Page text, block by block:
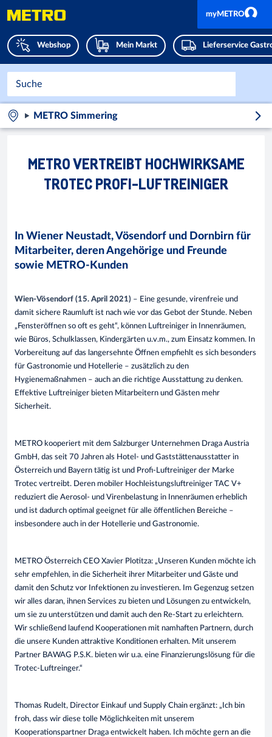
Webshop Mein Markt Lieferservice
myMETRO
METRO Simmering
METRO VERTREIBT HOCHWIRKSAME
TROTEC PROFI-LUFTREINIGER
In Wiener Neustadt, Vösendorf und Dornbirn für
Mitarbeiter, deren Angehörige und Freunde
sowie METRO-Kunden
Wien-Vösendorf (15. April 2021) – Eine gesunde, virenfreie und
damit sichere Raumluft ist nach wie vor das Gebot der Stunde. Neben
„Fensteröffnen so oft es geht“, können Luftreiniger in Innenräumen,
wie Büros, Schulklassen, Kindergärten u.v.m., zum Einsatz kommen. In
Vorbereitung auf das langersehnte Öffnen empfiehlt es sich besonders
für Gastronomie und Hotellerie – zusätzlich zu den
Hygienemaßnahmen – auch an die richtige Ausstattung zu denken.
Effektive Luftreiniger bieten Mitarbeitern und Gästen mehr
Sicherheit.
METRO kooperiert mit dem Salzburger Unternehmen Draga Austria
GmbH, das seit 70 Jahren als Hotel- und Gaststättenausstatter in
Österreich und Bayern tätig ist und Profi-Luftreiniger der Marke
Trotec vertreibt. Deren mobiler Hochleistungsluftreiniger TAC V+
reduziert die Aerosol- und Virenbelastung in Innenräumen erheblich
und ist dadurch optimal geeignet für alle öffentlichen Bereiche –
insbesondere auch in der Hotellerie und Gastronomie.
METRO Österreich CEO Xavier Plotitza: „Unseren Kunden möchte ich
sehr empfehlen, in die Sicherheit ihrer Mitarbeiter und Gäste und
damit den Schutz vor Infektionen zu investieren. Im Gegenzug setzen
wir alles daran, ihnen Services zu bieten und Lösungen zu entwickeln,
um sie zu unterstützen und damit auch den Re-Start zu erleichtern.
Wir schließend laufend Kooperationen mit namhaften Partnern, durch
die unsere Kunden attraktive Konditionen erhalten. Mit unserem
Partner BAWAG P.S.K. bieten wir u.a. eine Finanzierungslösung für die
Trotec-Luftreinger.“
Thomas Rudelt, Director Einkauf und Supply Chain ergänzt: „Ich bin
froh, dass wir diese tolle Möglichkeiten mit unserem
Kooperationspartner Draga entwickelt haben. Ich möchte gern an die